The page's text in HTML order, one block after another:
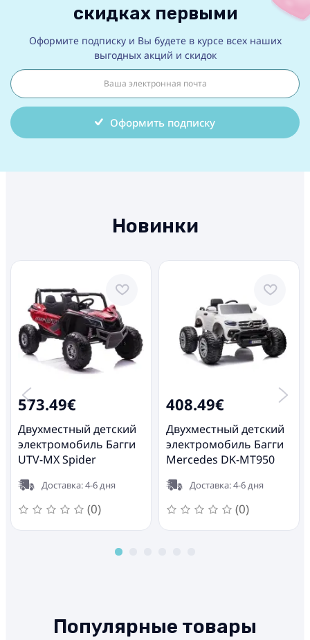
скидках первыми
Оформите подписку и Вы будете в курсе всех наших
выгодных акций и скидок
Оформить подписку
Новинки
573.49€
Двухместный детский
электромобиль Багги
UTV-MX Spider
Доставка: 4-6 дня
(0)
408.49€
Двухместный детский
электромобиль Багги
Mercedes DK-MT950
Доставка: 4-6 дня
(0)
Популярные товары